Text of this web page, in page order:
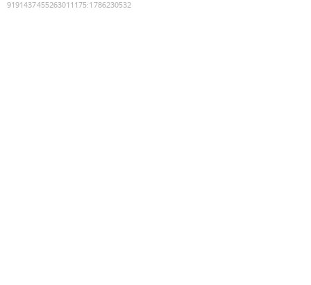
9191437455263011175:1786230532